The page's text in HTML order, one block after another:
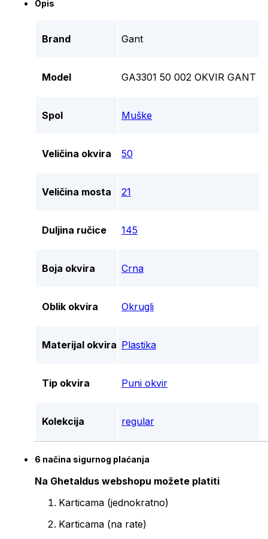
Opis
Brand Gant
Model GA3301 50 002 OKVIR GANT
Spol Muške
Veličina okvira 50
Veličina mosta 21
Duljina ručice 145
Boja okvira Crna
Oblik okvira Okrugli
Materijal okvira Plastika
Tip okvira Puni okvir
Kolekcija regular
6 načina sigurnog plaćanja
Na Ghetaldus webshopu možete platiti
Karticama (jednokratno)
Karticama (na rate)